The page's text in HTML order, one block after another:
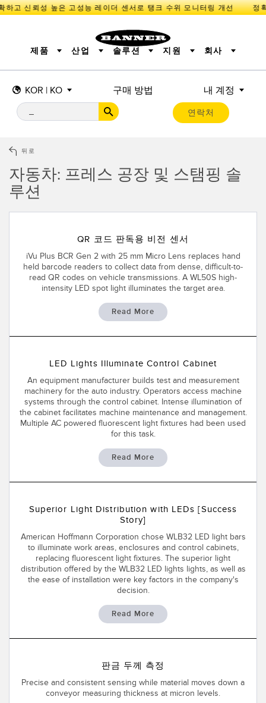
하고 신뢰성 높은 고성능 레이더 센서로 탱크 수위 모니터링 개선
KOR | KO 구매 방법 내 계정
연락처
제품
센서 측정 솔루션
조명 및 표시기
기계 안전
산업용 무선
MONITORING SOLUTIONS
신제품 SNAP SIGNAL
액세서리
SOFTWARE
광전 센서
레이저 거리 측정
초음파 센서
광섬유 증폭기
광섬유
등록 상표, 색상, 발광 센서
Pick-to-Light 센서
온도 및 진동 센서
Wireless Condition Monitoring Sensors
Vibration Sensors
코드셋
산업 솔루션
IIOT 및 스마트 팩토리
스마트 센서
장비 보호
PICK-TO-LIGHT
PREDICTIVE MAINTENANCE
RADAR APPLICATIONS
IIOT 및 스마트 팩토리
기계 모니터링/전체 장비 효율성
공장 커뮤니케이션
예측 및 예방적 유지보수용 상태 모니터링
예측 유지보수
예측 유지보수
세척
IO-Link
지원 회사
뒤로
자동차: 프레스 공장 및 스탬핑 솔
루션
QR 코드 판독용 비전 센서
iVu Plus BCR Gen 2 with 25 mm Micro Lens replaces hand
held barcode readers to collect data from dense, difficult-to-
read QR codes on vehicle transmissions. A WL50S high-
intensity LED spot light illuminates the target area.
Read More
LED Lights Illuminate Control Cabinet
An equipment manufacturer builds test and measurement
machinery for the auto industry. Operators access machine
systems through the control cabinet. Intense illumination of
the cabinet facilitates machine maintenance and management.
Multiple AC powered fluorescent light fixtures had been used
for this task.
Read More
Superior Light Distribution with LEDs [Success
Story]
American Hoffmann Corporation chose WLB32 LED light bars
to illuminate work areas, enclosures and control cabinets,
replacing fluorescent light fixtures. The superior light
distribution offered by the WLB32 LED lights lights, as well as
the ease of installation were key factors in the company's
decision.
Read More
판금 두께 측정
Precise and consistent sensing while material moves down a
conveyor measuring thickness at micron levels.